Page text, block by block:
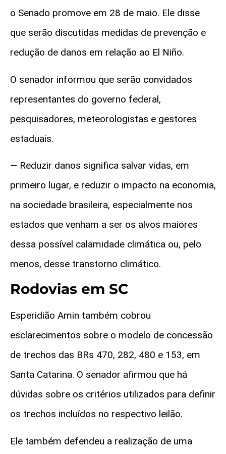
o Senado promove em 28 de maio. Ele disse
que serão discutidas medidas de prevenção e
redução de danos em relação ao El Niño.
O senador informou que serão convidados
representantes do governo federal,
pesquisadores, meteorologistas e gestores
estaduais.
— Reduzir danos significa salvar vidas, em
primeiro lugar, e reduzir o impacto na economia,
na sociedade brasileira, especialmente nos
estados que venham a ser os alvos maiores
dessa possível calamidade climática ou, pelo
menos, desse transtorno climático.
Rodovias em SC
Esperidião Amin também cobrou
esclarecimentos sobre o modelo de concessão
de trechos das BRs 470, 282, 480 e 153, em
Santa Catarina. O senador afirmou que há
dúvidas sobre os critérios utilizados para definir
os trechos incluídos no respectivo leilão.
Ele também defendeu a realização de uma